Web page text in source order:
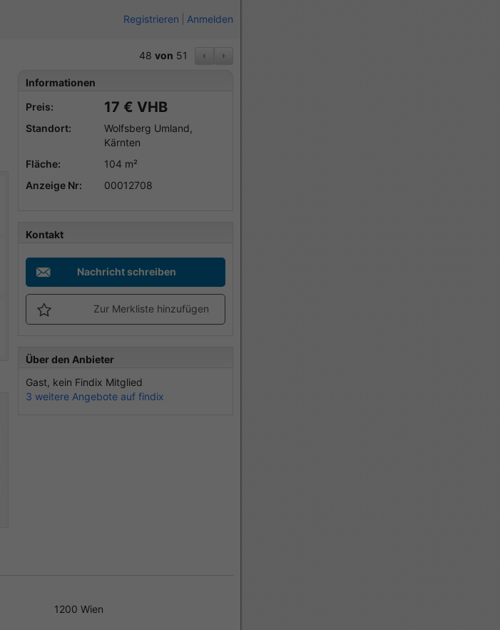
Registrieren Anmelden
48 von 51 ‹ ›
Informationen
Preis:
17 € VHB
Standort:
Wolfsberg Umland,
Kärnten
Fläche:
104 m²
Anzeige Nr:
00012708
Kontakt
Nachricht schreiben
Zur Merkliste hinzufügen
Über den Anbieter
Gast, kein Findix Mitglied
3 weitere Angebote auf findix
1200 Wien